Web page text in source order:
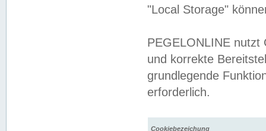
"Local Storage"
PEGELONLINE nutzt
und korrekte
grundlegende
erforderlich.
Cookiebezeichung